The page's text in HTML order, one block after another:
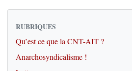
RUBRIQUES
Qu’est ce que la CNT-AIT ?
Anarchosyndicalisme !